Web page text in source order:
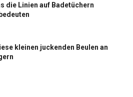
die Linien auf Badetüchern
kleinen juckenden Beulen an